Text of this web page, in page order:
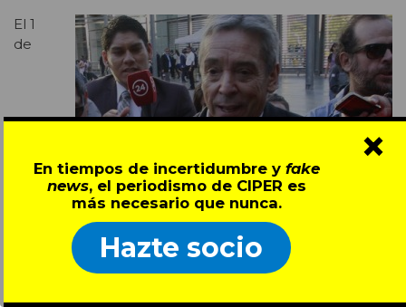
En tiempos de incertidumbre y fake
news, el periodismo de CIPER es
más necesario que nunca.
Hazte socio
×
Carlos Ominami
El 1
de